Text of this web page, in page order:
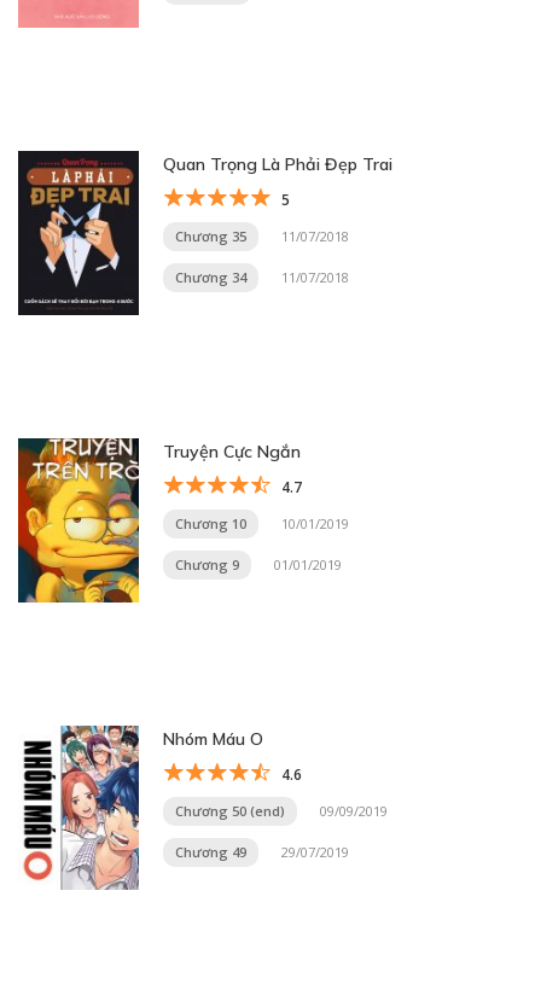
Quan Trọng Là Phải Đẹp Trai
5
Chương 35 11/07/2018
Chương 34 11/07/2018
Truyện Cực Ngắn
4.7
Chương 10 10/01/2019
Chương 9 01/01/2019
Nhóm Máu O
4.6
Chương 50 (end) 09/09/2019
Chương 49 29/07/2019